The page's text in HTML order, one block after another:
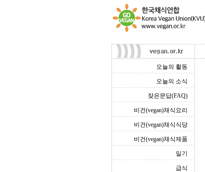
오늘의 활동
오늘의 소식
잦은문답(FAQ)
비건(vegan)채식요리
비건(vegan)채식식당
비건(vegan)채식제품
일기
급식